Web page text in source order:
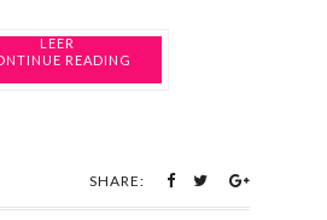
READING
SHARE: